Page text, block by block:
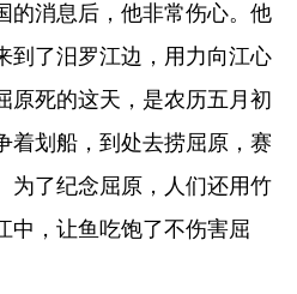
的消息后，他非常伤心。他
到了汨罗江边，用力向江心
原死的这天，是农历五月初
着划船，到处去捞屈原，赛
为了纪念屈原，人们还用竹
中，让鱼吃饱了不伤害屈